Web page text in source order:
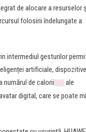
de alocare a resurselor
folosirii îndelungate a
intermediul gesturilor
artificiale,
numărul de calorii
ale
digital, care se poate